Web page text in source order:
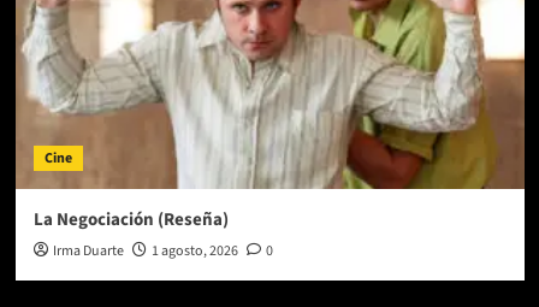
Cine
La Negociación (Reseña)
Irma Duarte 1 agosto, 2026 0